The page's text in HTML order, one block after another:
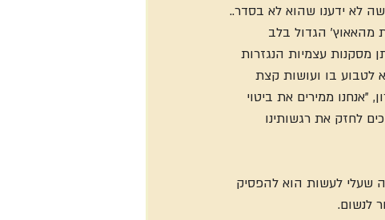
לא ידענו שהוא לא בסדר..
מהאאוץ' הגדול בלב
עצמיות הנגזרות
לטבוע בו ועושות קצת
ממירים את ביטוי
לחזק את רגשותינו
שעלי לעשות הוא להפסיק
לנשום.